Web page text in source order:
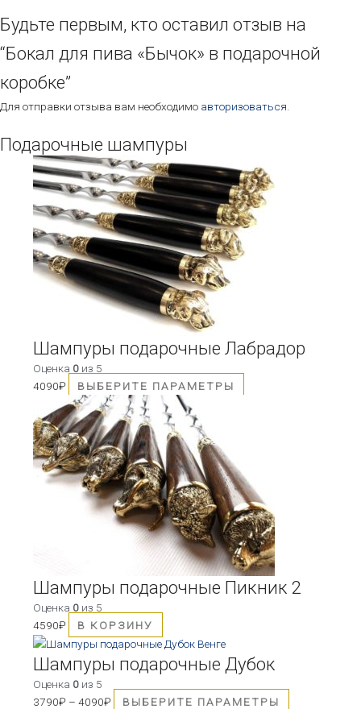
Будьте первым, кто оставил отзыв на
“Бокал для пива «Бычок» в подарочной
коробке”
Для отправки отзыва вам необходимо авторизоваться
Подарочные шампуры
Шампуры подарочные Лабрадор
Оценка 0 из 5
4090₽ ВЫБЕРИТЕ ПАРАМЕТРЫ
товар
имеет
несколько
Опции
товара.
Шампуры подарочные Пикник 2
Оценка 0 из 5
4590₽ В КОРЗИНУ
Шампуры подарочные Дубок
Оценка 0 из 5
3790₽ –4090₽ ВЫБЕРИТЕ ПАРАМЕТРЫ